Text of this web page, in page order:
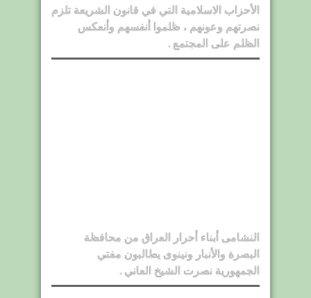
الأحزاب الاسلامية التي في قانون الشريعة تلزم
نصرتهم وعونهم ، ظلموا أنفسهم وأنعكس
الظلم على المجتمع .
النشامى أبناء أحرار العراق من محافظة
البصرة والأنبار ونينوى يطالبون مفتي
الجمهورية نصرت الشيخ العاني .